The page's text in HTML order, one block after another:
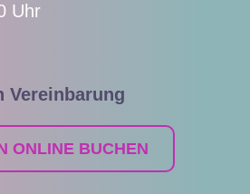
Uhr
Vereinbarung
ONLINE BUCHEN